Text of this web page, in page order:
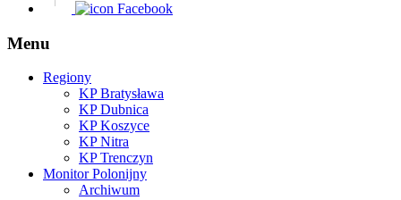
Facebook
Menu
Regiony
KP Bratysława
KP Dubnica
KP Koszyce
KP Nitra
KP Trenczyn
Monitor Polonijny
Archiwum